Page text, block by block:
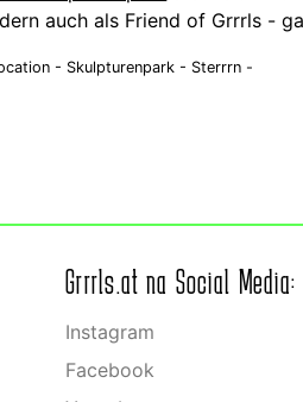
auch als Friend of Grrrls -
- Skulpturenpark - Sterrrn -
Grrrls.at na Social Media:
Instagram
Facebook